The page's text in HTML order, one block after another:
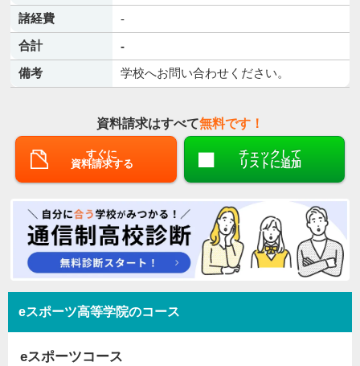
諸経費
-
合計
-
備考
学校へお問い合わせください。
資料請求はすべて無料です！
すぐに
資料請求する
チェックして
リストに追加
eスポーツ高等学院のコース
eスポーツコース